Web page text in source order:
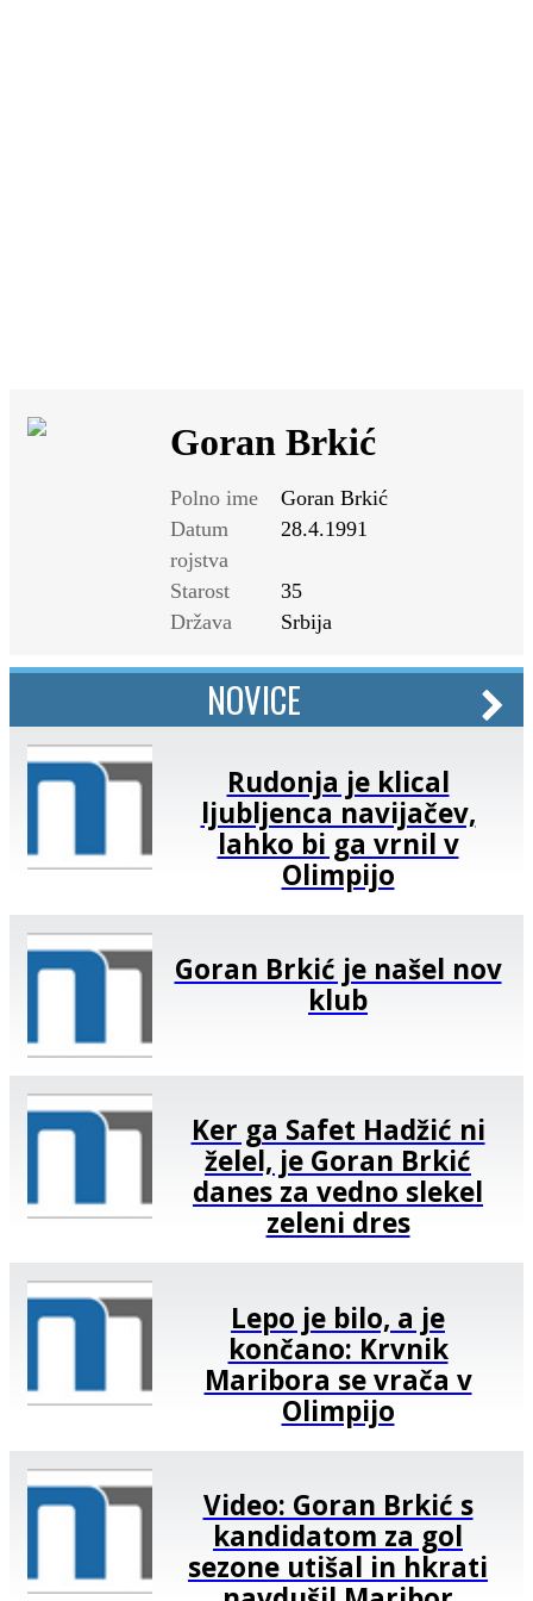
Goran Brkić
Polno ime
Goran Brkić
Datum
rojstva
28.4.1991
Starost
35
Država
Srbija
NOVICE
Rudonja je klical
ljubljenca navijačev,
lahko bi ga vrnil v
Olimpijo
Goran Brkić je našel nov
klub
Ker ga Safet Hadžić ni
želel, je Goran Brkić
danes za vedno slekel
zeleni dres
Lepo je bilo, a je
končano: Krvnik
Maribora se vrača v
Olimpijo
Video: Goran Brkić s
kandidatom za gol
sezone utišal in hkrati